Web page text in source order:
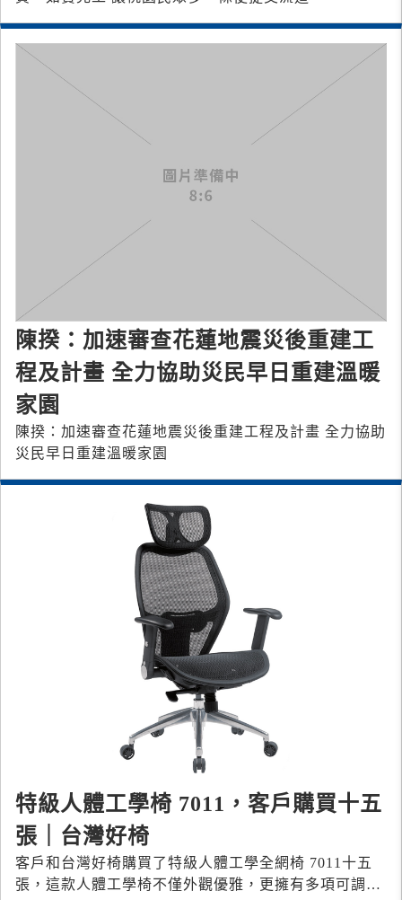
陳揆：加速審查花蓮地震災後重建工
程及計畫 全力協助災民早日重建溫暖
家園
陳揆：加速審查花蓮地震災後重建工程及計畫 全力協助
災民早日重建溫暖家園
特級人體工學椅 7011，客戶購買十五
張｜台灣好椅
客戶和台灣好椅購買了特級人體工學全網椅 7011十五
張，這款人體工學椅不僅外觀優雅，更擁有多項可調整